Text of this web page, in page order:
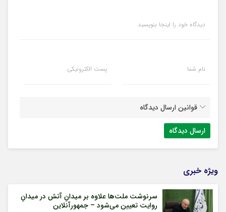
دیدگاه خود را اینجا بنویسید
نام شما پست الکترونیکی
قوانین ارسال دیدگاه
ویژه خبری
سرنوشت ملت‌ها علاوه بر میدانِ آتش در میدانِ
روایت تعیین می‌شود – جمهورآنلاین